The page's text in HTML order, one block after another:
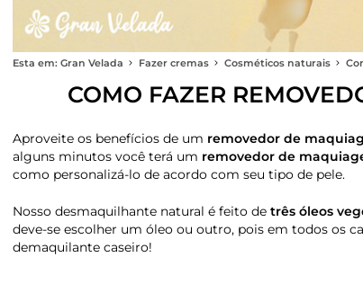
Esta em: Gran Velada Fazer cremas Cosméticos naturais
COMO FAZER
Aproveite os benefícios de um removedor de
alguns minutos você terá um removedor de
como personalizá-lo de acordo com seu tipo de pele.
Nosso desmaquilhante natural é feito de três óleos
deve-se escolher um óleo ou outro, pois em todos os
demaquilante caseiro!